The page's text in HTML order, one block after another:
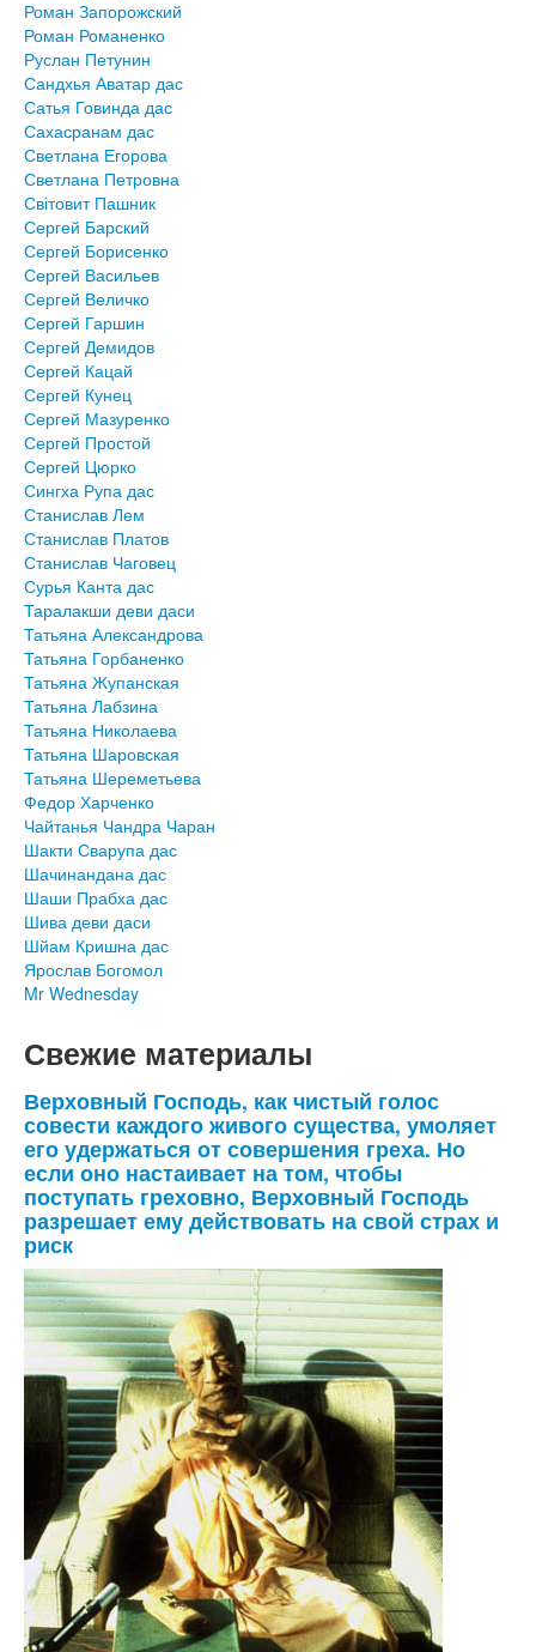
Роман Запорожский
Роман Романенко
Руслан Петунин
Сандхья Аватар дас
Сатья Говинда дас
Сахасранам дас
Светлана Егорова
Светлана Петровна
Світовит Пашник
Сергей Барский
Сергей Борисенко
Сергей Васильев
Сергей Величко
Сергей Гаршин
Сергей Демидов
Сергей Кацай
Сергей Кунец
Сергей Мазуренко
Сергей Простой
Сергей Цюрко
Сингха Рупа дас
Станислав Лем
Станислав Платов
Станислав Чаговец
Сурья Канта дас
Таралакши деви даси
Татьяна Александрова
Татьяна Горбаненко
Татьяна Жупанская
Татьяна Лабзина
Татьяна Николаева
Татьяна Шаровская
Татьяна Шереметьева
Федор Харченко
Чайтанья Чандра Чаран
Шакти Сварупа дас
Шачинандана дас
Шаши Прабха дас
Шива деви даси
Шйам Кришна дас
Ярослав Богомол
Mr Wednesday
Свежие материалы
Верховный Господь, как чистый голос
совести каждого живого существа, умоляет
его удержаться от совершения греха. Но
если оно настаивает на том, чтобы
поступать греховно, Верховный Господь
разрешает ему действовать на свой страх и
риск